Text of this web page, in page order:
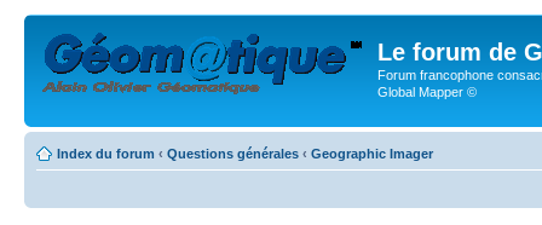
Le forum de
Forum francophone
Global Mapper ©
Index du forum ‹ Questions générales ‹ Geographic Imager